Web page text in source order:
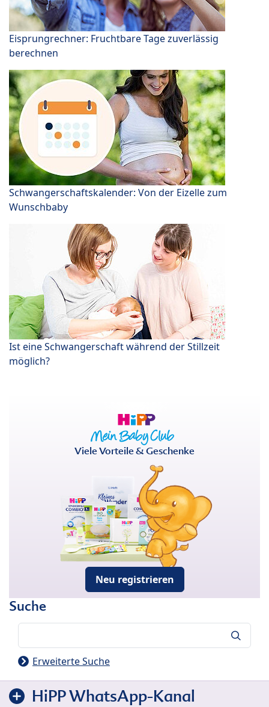
Eisprungrechner: Fruchtbare Tage zuverlässig
berechnen
Schwangerschaftskalender: Von der Eizelle zum
Wunschbaby
Ist eine Schwangerschaft während der Stillzeit
möglich?
Viele Vorteile & Geschenke
Neu registrieren
Suche
Erweiterte Suche
HiPP WhatsApp-Kanal